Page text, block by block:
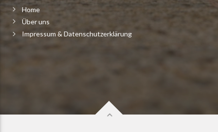
Home
Über uns
Impressum & Datenschutzerklärung